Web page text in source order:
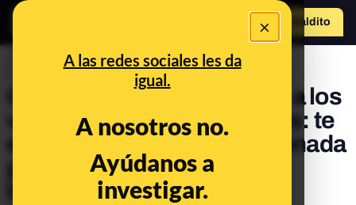
×
A las redes sociales les da
igual.
A nosotros no.
Ayúdanos a
investigar.
Hazte Maldito
Cuidado con el nuevo timo a los
vendedores de Milanuncios: te
envían un link de la web clonada
para obtener tus datos
bancarios